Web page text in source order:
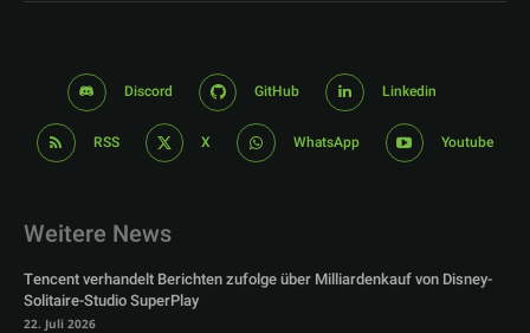
Discord GitHub Linkedin
RSS X WhatsApp Youtube
Weitere News
Tencent verhandelt Berichten zufolge über Milliardenkauf von Disney-
Solitaire-Studio SuperPlay
22. Juli 2026